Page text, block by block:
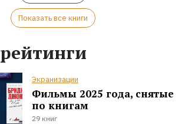
Показать все книги
Экранизации
Фильмы 2025 года, снятые
по книгам
29 книг